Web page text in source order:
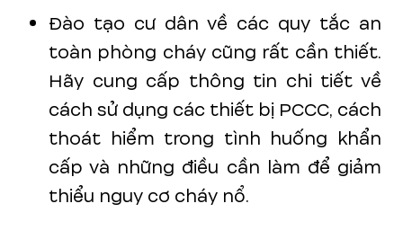
Đào tạo cư dân về các quy tắc an
toàn phòng cháy cũng rất cần thiết.
Hãy cung cấp thông tin chi tiết về
cách sử dụng các thiết bị PCCC, cách
thoát hiểm trong tình huống khẩn
cấp và những điều cần làm để giảm
thiểu nguy cơ cháy nổ.